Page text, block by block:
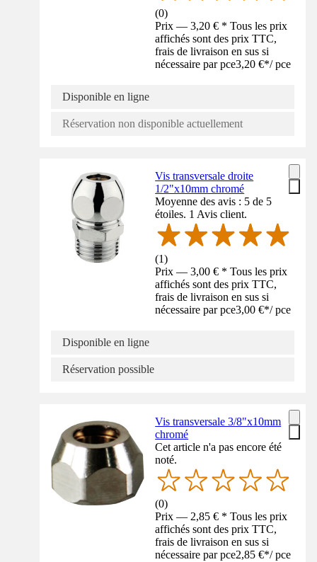
(0)
Prix — 3,20 € * Tous les prix
affichés sont des prix TTC,
frais de livraison en sus si
nécessaire par pce3,20 €*/ pce
Disponible en ligne
Réservation non disponible actuellement
Vis transversale droite
1/2"x10mm chromé
Moyenne des avis : 5 de 5
étoiles. 1 Avis client.
(1)
Prix — 3,00 € * Tous les prix
affichés sont des prix TTC,
frais de livraison en sus si
nécessaire par pce3,00 €*/ pce
Disponible en ligne
Réservation possible
Vis transversale 3/8"x10mm
chromé
Cet article n'a pas encore été
noté.
(0)
Prix — 2,85 € * Tous les prix
affichés sont des prix TTC,
frais de livraison en sus si
nécessaire par pce2,85 €*/ pce